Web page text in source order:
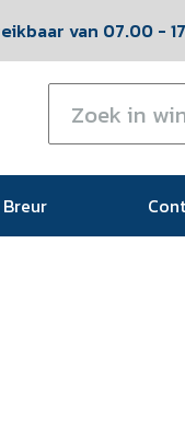
van 07.00 -